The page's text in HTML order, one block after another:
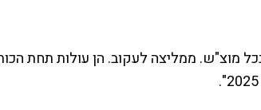
מוצ"ש. ממליצה לעקוב. הן עולות תחת